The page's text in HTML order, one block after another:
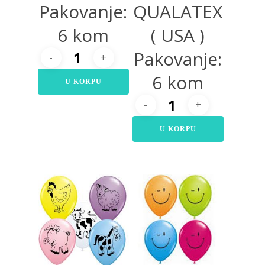
Pakovanje:
6 kom
U KORPU
QUALATEX
( USA )
Pakovanje:
6 kom
U KORPU
360,00RSD 360,00RSD